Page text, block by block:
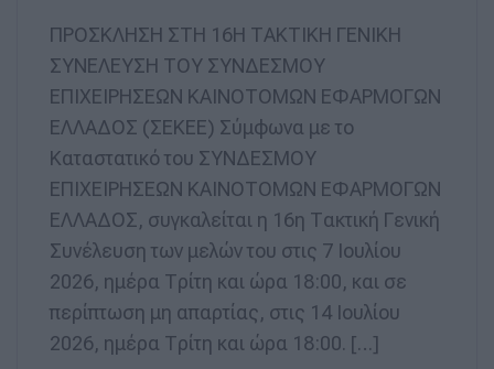
ΠΡΟΣΚΛΗΣΗ ΣΤΗ 16Η ΤΑΚΤΙΚΗ ΓΕΝΙΚΗ
ΣΥΝΕΛΕΥΣΗ ΤΟΥ ΣΥΝΔΕΣΜΟΥ
ΕΠΙΧΕΙΡΗΣΕΩΝ ΚΑΙΝΟΤΟΜΩΝ ΕΦΑΡΜΟΓΩΝ
ΕΛΛΑΔΟΣ (ΣΕΚΕΕ) Σύμφωνα με το
Καταστατικό του ΣΥΝΔΕΣΜΟΥ
ΕΠΙΧΕΙΡΗΣΕΩΝ ΚΑΙΝΟΤΟΜΩΝ ΕΦΑΡΜΟΓΩΝ
ΕΛΛΑΔΟΣ, συγκαλείται η 16η Τακτική Γενική
Συνέλευση των μελών του στις 7 Ιουλίου
2026, ημέρα Τρίτη και ώρα 18:00, και σε
περίπτωση μη απαρτίας, στις 14 Ιουλίου
2026, ημέρα Τρίτη και ώρα 18:00. […]